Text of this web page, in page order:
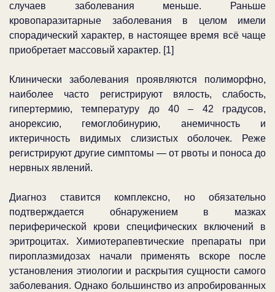
случаев заболевания меньше. Раньше
кровопаразитарные заболевания в целом имели
спорадический характер, в настоящее время всё чаще
приобретает массовый характер. [1]
Клинически заболевания проявляются полиморфно,
наиболее часто регистрируют вялость, слабость,
гипертермию, температуру до 40 – 42 градусов,
анорексию, гемоглобинурию, анемичность и
иктеричность видимых слизистых оболочек. Реже
регистрируют другие симптомы — от рвоты и поноса до
нервных явлений.
Диагноз ставится комплексно, но обязательно
подтверждается обнаружением в мазках
периферической крови специфических включений в
эритроцитах. Химиотерапевтические препараты при
пироплазмидозах начали применять вскоре после
установления этиологии и раскрытия сущности самого
заболевания. Однако большинство из апробированных